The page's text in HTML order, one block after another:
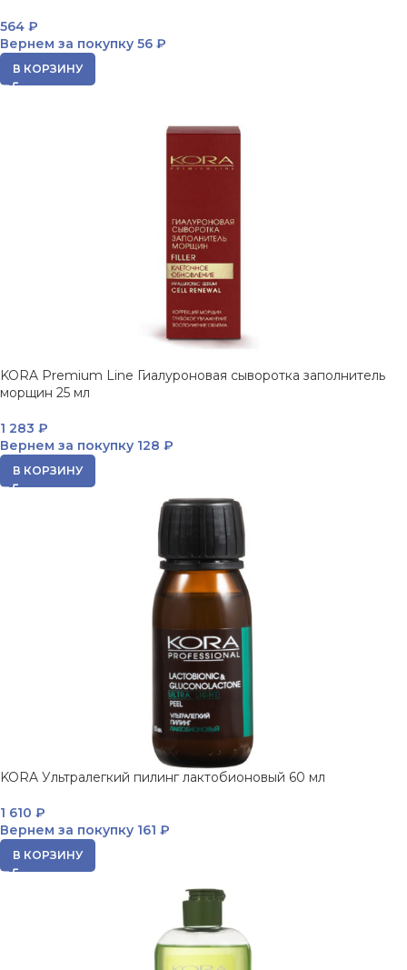
564 ₽
Вернем за покупку 56 ₽
В КОРЗИНУ
KORA Premium Line Гиалуроновая сыворотка заполнитель
морщин 25 мл
1 283 ₽
Вернем за покупку 128 ₽
В КОРЗИНУ
KORA Ультралегкий пилинг лактобионовый 60 мл
1 610 ₽
Вернем за покупку 161 ₽
В КОРЗИНУ